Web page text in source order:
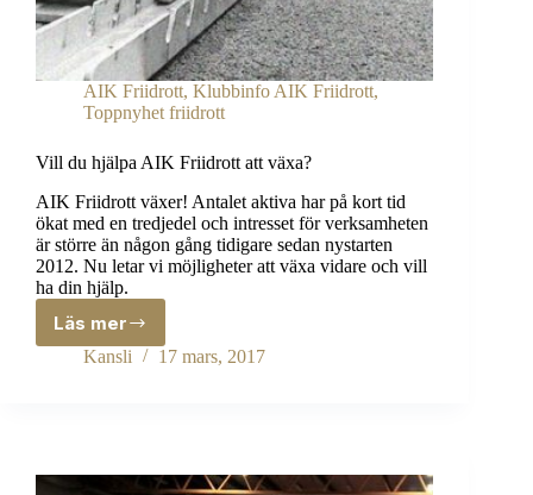
AIK Friidrott, Klubbinfo AIK Friidrott,
Toppnyhet friidrott
Vill du hjälpa AIK Friidrott att växa?
AIK Friidrott växer! Antalet aktiva har på kort tid
ökat med en tredjedel och intresset för verksamheten
är större än någon gång tidigare sedan nystarten
2012. Nu letar vi möjligheter att växa vidare och vill
ha din hjälp.
Läs mer
Vill
du
Kansli 17 mars, 2017